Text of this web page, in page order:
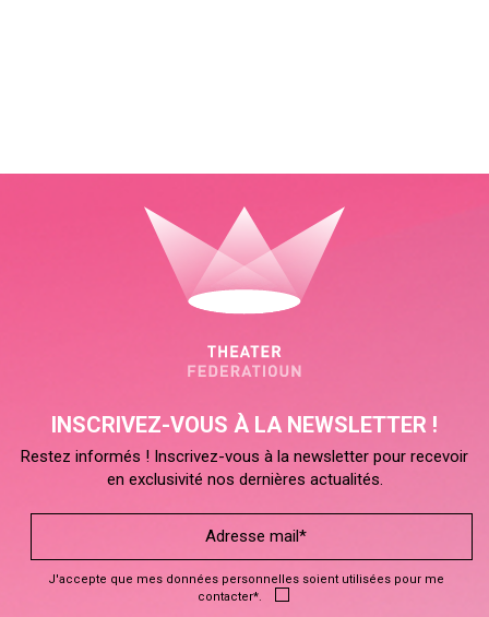
INSCRIVEZ-VOUS À LA NEWSLETTER !
Restez informés ! Inscrivez-vous à la newsletter pour recevoir
en exclusivité nos dernières actualités.
J'accepte que mes données personnelles soient utilisées pour me
contacter*.